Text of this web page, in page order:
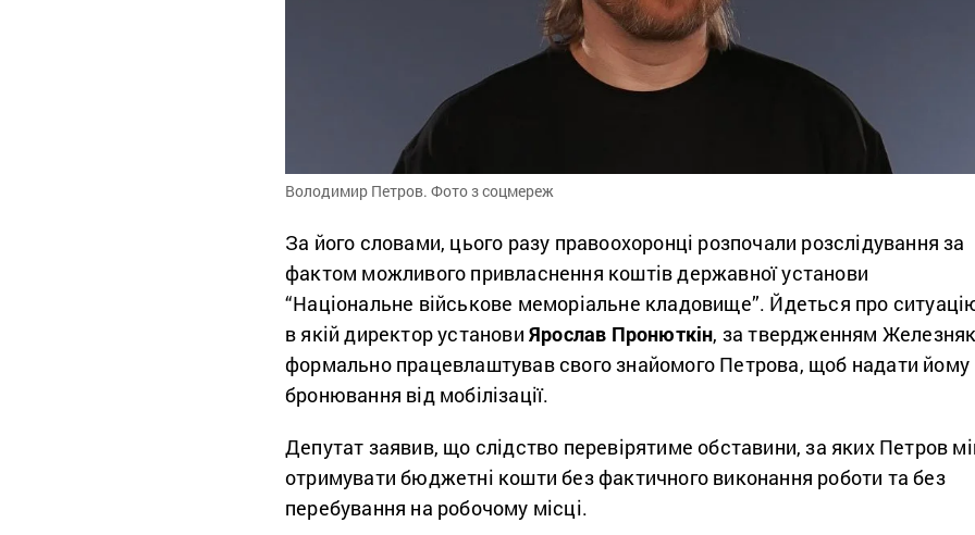
Володимир Петров. Фото з соцмереж
За його словами, цього разу правоохоронці розпочали розслідування за
фактом можливого привласнення коштів державної установи
“Національне військове меморіальне кладовище”. Йдеться про
в якій директор установи Ярослав Пронюткін, за твердженням
формально працевлаштував свого знайомого Петрова, щоб надати йому
бронювання від мобілізації.
Депутат заявив, що слідство перевірятиме обставини, за яких Петров
отримувати бюджетні кошти без фактичного виконання роботи та без
перебування на робочому місці.